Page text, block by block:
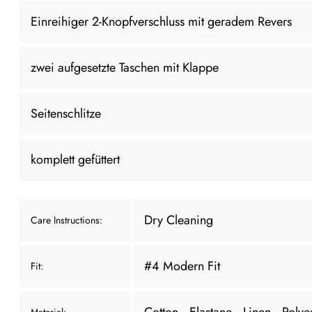
Einreihiger 2-Knopfverschluss mit geradem Revers
zwei aufgesetzte Taschen mit Klappe
Seitenschlitze
komplett gefüttert
Care Instructions: Dry Cleaning
Fit: #4 Modern Fit